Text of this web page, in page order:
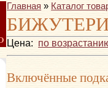
Главная » Каталог
Цена: по
Включённые